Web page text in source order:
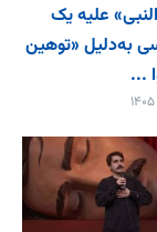
علیه یک
به‌دلیل «توهین
...